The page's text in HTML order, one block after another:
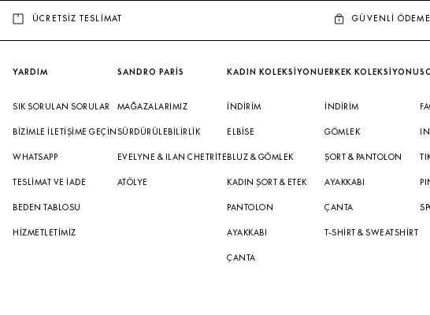
ÜCRETSİZ TESLİMAT GÜVENLİ ÖDEME
YARDIM
SIK SORULAN SORULAR
BIZIMLE İLETIŞIME GEÇIN
WHATSAPP
TESLIMAT VE İADE
BEDEN TABLOSU
HIZMETLETIMIZ
SANDRO PARİS
MAĞAZALARIMIZ
SÜRDÜRÜLEBILIRLIK
EVELYNE & ILAN CHETRITE
ATÖLYE
KADIN KOLEKSİYONU
İNDIRIM
ELBISE
BLUZ & GÖMLEK
KADIN ŞORT & ETEK
PANTOLON
AYAKKABI
ÇANTA
ERKEK KOLEKSİYONU
İNDIRIM
GÖMLEK
ŞORT & PANTOLON
AYAKKABI
ÇANTA
T-SHIRT & SWEATSHIRT